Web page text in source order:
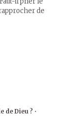
de
de Dieu ? •